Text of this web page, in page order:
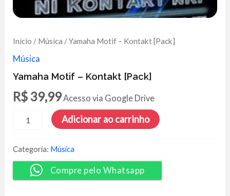
Início / Música / Yamaha Motif – Kontakt [Pack]
Música
Yamaha Motif – Kontakt [Pack]
R$ 39,99Acesso via Google Drive
Motif
Kontakt
[Pack]
quantidade
Adicionar ao carrinho
Categoria: Música
Compre pelo Whatsapp